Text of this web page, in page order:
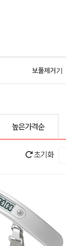
보풀제거기
높은가격순
초기화